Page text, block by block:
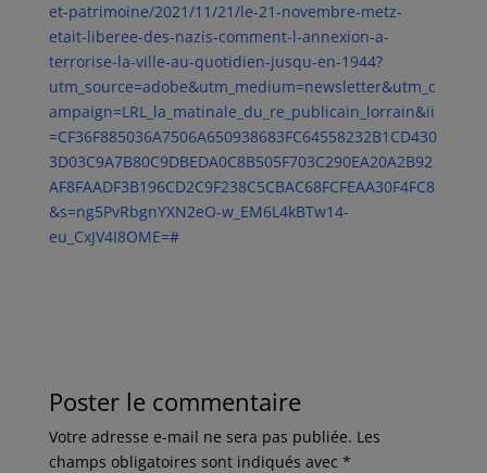
et-patrimoine/2021/11/21/le-21-novembre-metz-
etait-liberee-des-nazis-comment-l-annexion-a-
terrorise-la-ville-au-quotidien-jusqu-en-1944?
utm_source=adobe&utm_medium=newsletter&utm_c
ampaign=LRL_la_matinale_du_re_publicain_lorrain&ii
=CF36F885036A7506A650938683FC64558232B1CD430
3D03C9A7B80C9DBEDA0C8B505F703C290EA20A2B92
AF8FAADF3B196CD2C9F238C5CBAC68FCFEAA30F4FC8
&s=ng5PvRbgnYXN2eO-w_EM6L4kBTw14-
eu_CxJV4I8OME=#
Poster le commentaire
Votre adresse e-mail ne sera pas publiée. Les
champs obligatoires sont indiqués avec *